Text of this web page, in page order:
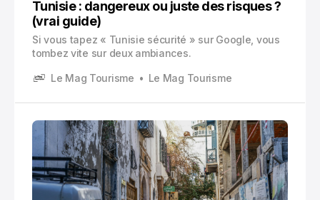
Tunisie : dangereux ou juste des risques ?
(vrai guide)
Si vous tapez « Tunisie sécurité » sur Google, vous
tombez vite sur deux ambiances.
Le Mag Tourisme Le Mag Tourisme